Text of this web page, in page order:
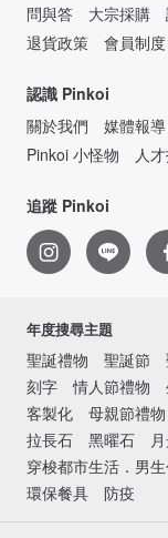
問與答
大宗採購
退貨政策
會員制
認識 Pinkoi
關於我們
媒體報導
Pinkoi 小怪物
人
追蹤 Pinkoi
年度搜尋主題
聖誕禮物 聖誕節
刻字
情人節禮物
客製化
母親節禮
拉長石
黑曜石
穿梭都市生活．男
環保餐具
防疫